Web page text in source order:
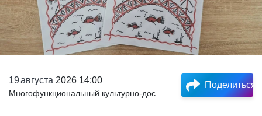
19августа 2026 14:00 Поделиться